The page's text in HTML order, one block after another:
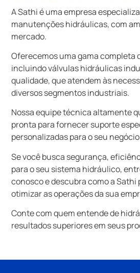
A Sathi é uma empresa
manutenções hidráulicas, com
mercado.
Oferecemos uma gama completa
incluindo válvulas hidráulicas
qualidade, que atendem às
diversos segmentos industriais.
Nossa equipe técnica altamente
pronta para fornecer suporte
personalizadas para o seu
Se você busca segurança,
para o seu sistema hidráulico,
conosco e descubra como a Sathi
otimizar as operações da sua
Conte com quem entende de
resultados superiores em seus